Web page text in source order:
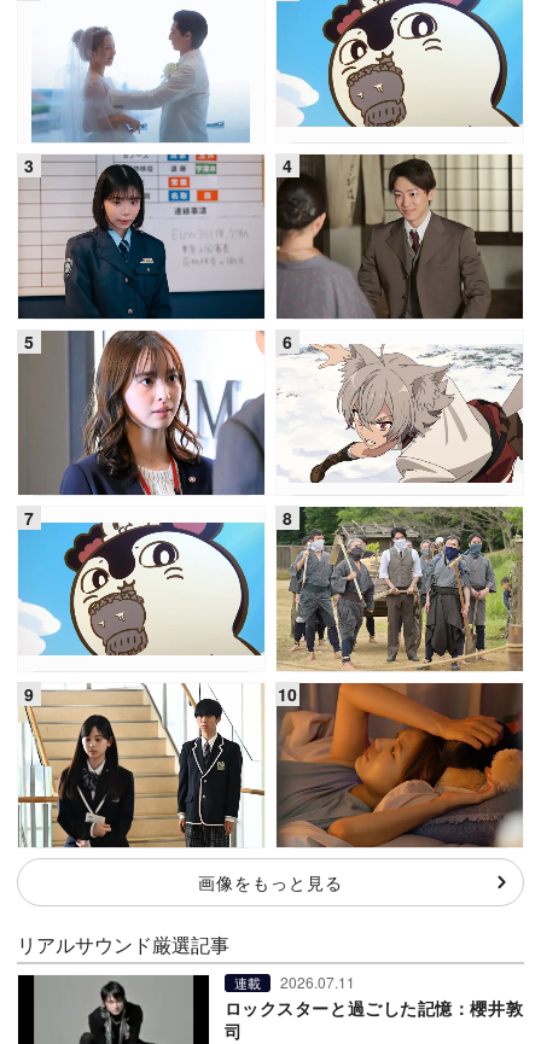
画像をもっと見る
リアルサウンド厳選記事
連載 2026.07.11
ロックスターと過ごした記憶：櫻井敦
司